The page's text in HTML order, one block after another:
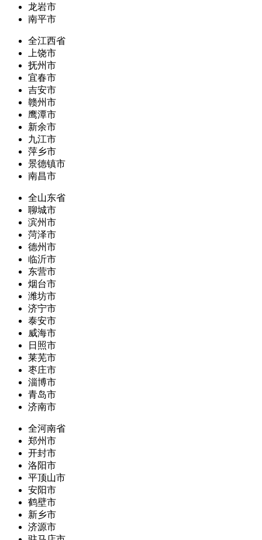
龙岩市
南平市
全江西省
上饶市
抚州市
宜春市
吉安市
赣州市
鹰潭市
新余市
九江市
萍乡市
景德镇市
南昌市
全山东省
聊城市
滨州市
菏泽市
德州市
临沂市
东营市
烟台市
潍坊市
济宁市
泰安市
威海市
日照市
莱芜市
枣庄市
淄博市
青岛市
济南市
全河南省
郑州市
开封市
洛阳市
平顶山市
安阳市
鹤壁市
新乡市
济源市